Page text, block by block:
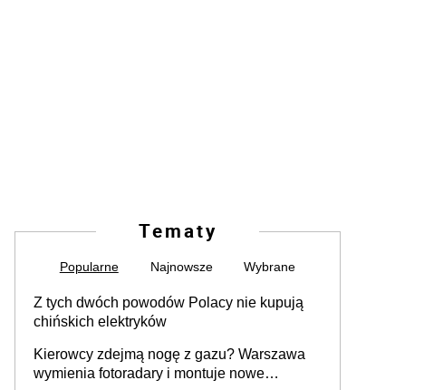
Tematy
Popularne Najnowsze Wybrane
Z tych dwóch powodów Polacy nie kupują
chińskich elektryków
Kierowcy zdejmą nogę z gazu? Warszawa
wymienia fotoradary i montuje nowe